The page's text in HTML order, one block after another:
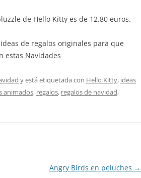
de Hello Kitty es de 12.80 euros.
de regalos originales para que
estas Navidades
y está etiquetada con Hello Kitty, ideas
animados, regalos, regalos de navidad,
Angry Birds en peluches →